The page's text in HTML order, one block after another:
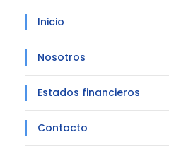
Inicio
Nosotros
Estados financieros
Contacto